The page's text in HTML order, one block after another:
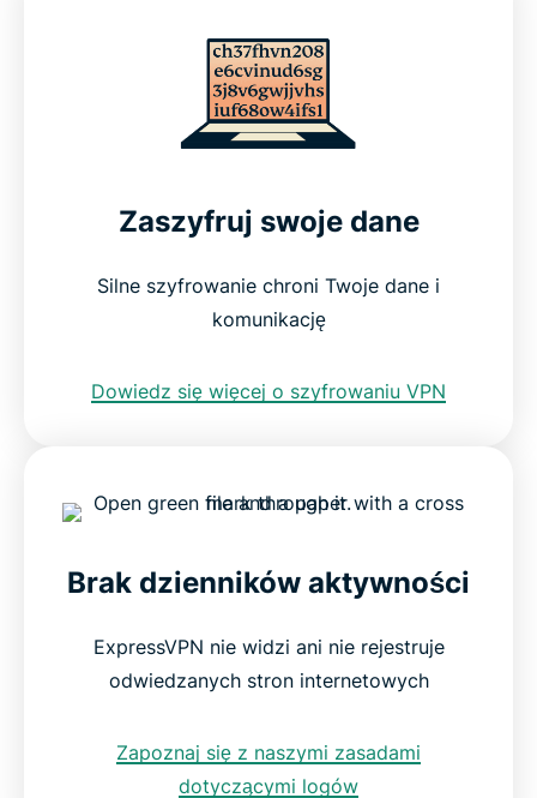
Zaszyfruj swoje dane
Silne szyfrowanie chroni Twoje dane i
komunikację
Dowiedz się więcej o szyfrowaniu VPN
Brak dzienników aktywności
ExpressVPN nie widzi ani nie rejestruje
odwiedzanych stron internetowych
Zapoznaj się z naszymi zasadami
dotyczącymi logów